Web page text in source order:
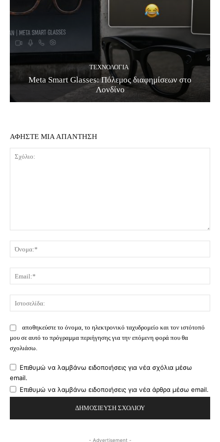
ΤΕΧΝΟΛΟΓΊΑ
Meta Smart Glasses: Πόλεμος διαφημίσεων στο
Λονδίνο
ΑΦΗΣΤΕ ΜΙΑ ΑΠΑΝΤΗΣΗ
αποθηκεύστε το όνομα, το ηλεκτρονικό ταχυδρομείο και τον ιστότοπό
μου σε αυτό το πρόγραμμα περιήγησης για την επόμενη φορά που θα
σχολιάσω.
Επιθυμώ να λαμβάνω ειδοποιήσεις για νέα σχόλια μέσω
email.
Επιθυμώ να λαμβάνω ειδοποιήσεις για νέα άρθρα μέσω email.
- Advertisement -